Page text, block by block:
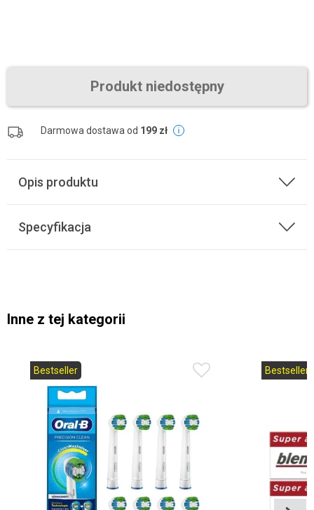
Produkt niedostępny
Darmowa dostawa od 199 zł
Opis produktu
Specyfikacja
Inne z tej kategorii
Bestseller Bestseller